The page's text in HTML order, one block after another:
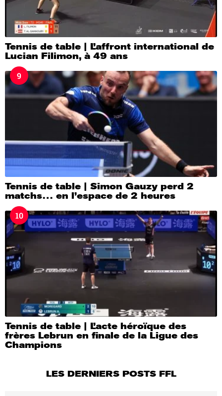
Tennis de table | L’affront international de
Lucian Filimon, à 49 ans
9
Tennis de table | Simon Gauzy perd 2
matchs… en l’espace de 2 heures
10
Tennis de table | L’acte héroïque des
frères Lebrun en finale de la Ligue des
Champions
LES DERNIERS POSTS FFL